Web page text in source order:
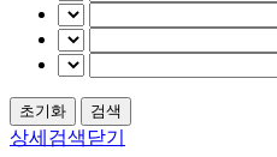
상세검색닫기